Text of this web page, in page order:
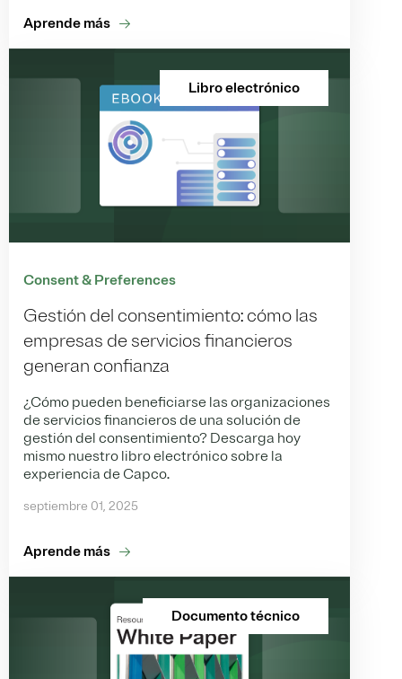
Aprende más
Libro electrónico
Consent & Preferences
Gestión del consentimiento: cómo las
empresas de servicios financieros
generan confianza
¿Cómo pueden beneficiarse las organizaciones
de servicios financieros de una solución de
gestión del consentimiento? Descarga hoy
mismo nuestro libro electrónico sobre la
experiencia de Capco.
septiembre 01, 2025
Aprende más
Documento técnico